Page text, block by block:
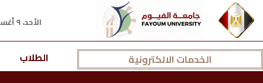
الأحد، ٩ أغسطس ٢٠٢٦ م
الخدمات الالكترونية الطلاب